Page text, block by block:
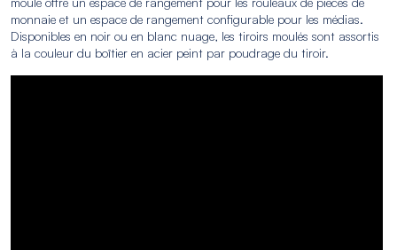
monnaie et un espace de rangement configurable pour les médias.
Disponibles en noir ou en blanc nuage, les tiroirs moulés sont assortis
à la couleur du boîtier en acier peint par poudrage du tiroir.